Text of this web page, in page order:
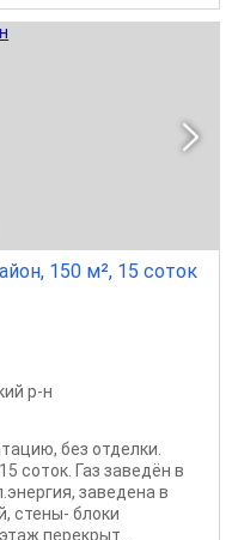
150 м², 15 соток
р-н
без отделки.
соток. Газ заведён в
заведена в
стены- блоки
перекрыт...